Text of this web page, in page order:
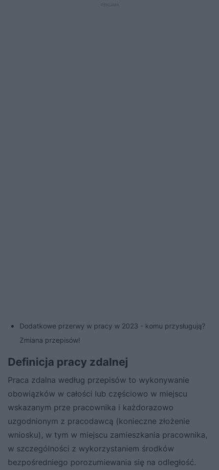
Dodatkowe przerwy w pracy w 2023 - komu przysługują?
Zmiana przepisów!
Definicja pracy zdalnej
Praca zdalna według przepisów to wykonywanie
obowiązków w całości lub częściowo w miejscu
wskazanym prze pracownika i każdorazowo
uzgodnionym z pracodawcą (konieczne złożenie
wniosku), w tym w miejscu zamieszkania pracownika,
w szczególności z wykorzystaniem środków
bezpośredniego porozumiewania się na odległość.